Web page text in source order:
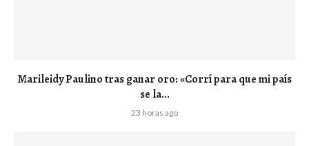
Marileidy Paulino tras ganar oro: «Corrí para que mi país
se la...
23 horas ago